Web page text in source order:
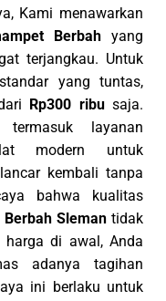
Kami menawarkan
Berbahyang
terjangkau. Untuk
yang tuntas,
Rp300 ribusaja.
layanan
modern untuk
kembali tanpa
bahwa kualitas
Sleman tidak
harga di awal, Anda
adanya tagihan
ini berlaku untuk